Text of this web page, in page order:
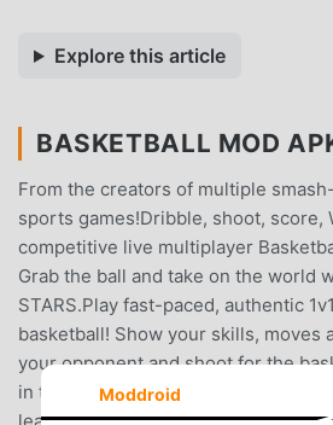
Explore this article
BASKETBALL MOD
From the creators of multiple
sports games!Dribble, shoot, score,
competitive live multiplayer
Grab the ball and take on the world
STARS.Play fast-paced, authentic
basketball! Show your skills, moves
your opponent and shoot for the
in the face of the attacker, steal the
Moddroid